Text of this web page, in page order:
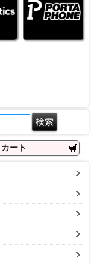
カート